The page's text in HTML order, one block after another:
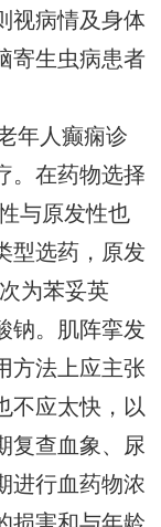
视病情及身体
寄生虫病患者
年人癫痫诊
。在药物选择
与原发性也
型选药，原发
为苯妥英
钠。肌阵挛发
方法上应主张
不应太快，以
复查血象、尿
进行血药物浓